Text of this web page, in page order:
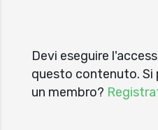
Devi eseguire
questo contenuto. Si
un membro?